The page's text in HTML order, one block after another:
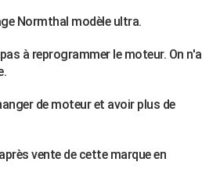
Normthal modèle ultra.
à reprogrammer le moteur. On n'a
de moteur et avoir plus de
vente de cette marque en